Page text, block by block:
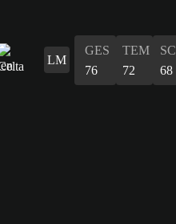
LM
GES
76
TEM
72
68